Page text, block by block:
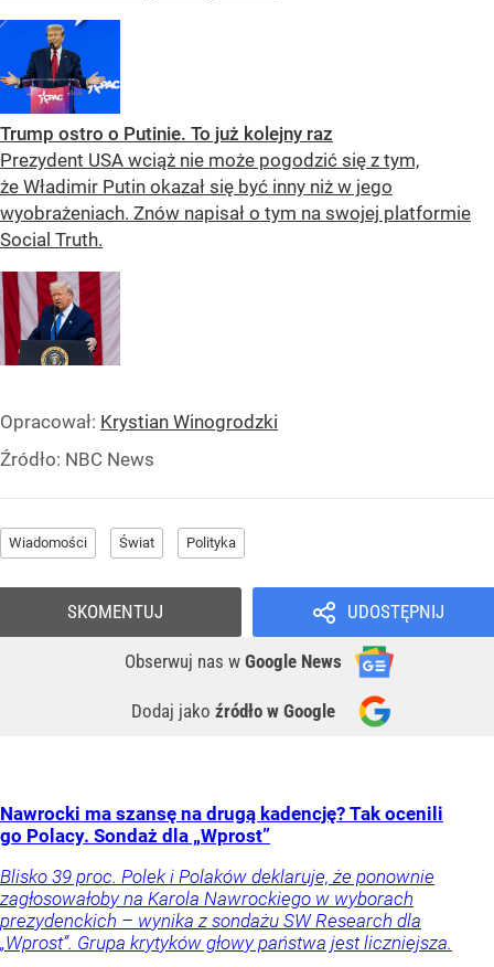
Trump ostro o Putinie. To już kolejny raz
Prezydent USA wciąż nie może pogodzić się z tym,
że Władimir Putin okazał się być inny niż w jego
wyobrażeniach. Znów napisał o tym na swojej platformie
Social Truth.
Opracował: Krystian Winogrodzki
Źródło: NBC News
Wiadomości Świat Polityka
UDOSTĘPNIJ
Obserwuj nas w Google News
Dodaj jako źródło w Google
SKOMENTUJ
Nawrocki ma szansę na drugą kadencję? Tak ocenili
go Polacy. Sondaż dla „Wprost”
Blisko 39 proc. Polek i Polaków deklaruje, że ponownie
zagłosowałoby na Karola Nawrockiego w wyborach
prezydenckich – wynika z sondażu SW Research dla
„Wprost”. Grupa krytyków głowy państwa jest liczniejsza.